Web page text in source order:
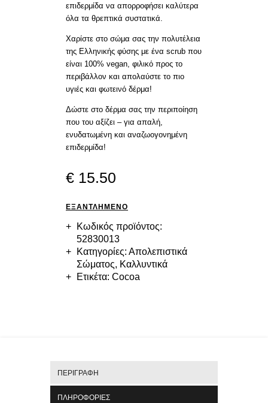
επιδερμίδα να απορροφήσει καλύτερα
όλα τα θρεπτικά συστατικά.
Χαρίστε στο σώμα σας την πολυτέλεια
της Ελληνικής φύσης με ένα scrub που
είναι 100% vegan, φιλικό προς το
περιβάλλον και απολαύστε το πιο
υγιές και φωτεινό δέρμα!
Δώστε στο δέρμα σας την περιποίηση
που του αξίζει – για απαλή,
ενυδατωμένη και αναζωογονημένη
επιδερμίδα!
€ 15.50
ΕΞΑΝΤΛΗΜΈΝΟ
Κωδικός προϊόντος:
52830013
Κατηγορίες:Απολεπιστικά
Σώματος, Καλλυντικά
Ετικέτα:Cocoa
ΠΕΡΙΓΡΑΦΉ
ΠΛΗΡΟΦΟΡΊΕΣ